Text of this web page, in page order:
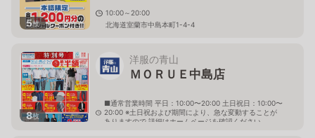
5枚
10:00～20:00
北海道室蘭市中島本町1-4-4
8枚
洋服の青山
ＭＯＲＵＥ中島店
■通常営業時間 平日：10:00〜20:00 土日祝日：10:00〜
20:00 ※土日祝および期間により、急な変動することが
ありますので 詳細はホームページを確認ください